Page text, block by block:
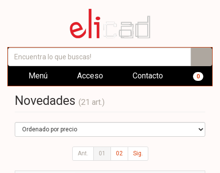
Menú Acceso Contacto 0
Novedades (21 art.)
Ant. 01 02 Sig.